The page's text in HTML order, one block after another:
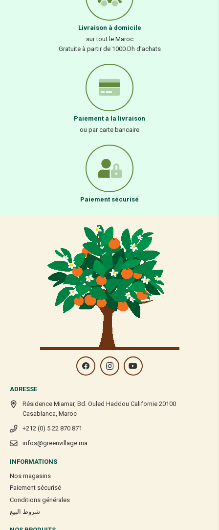
Livraison à domicile
sur tout le Maroc
Gratuite à partir de 1000 Dh d’achats
Paiement à la livraison
ou par carte bancaire
Paiement sécurisé
ADRESSE
Résidence Miamar, Bd. Ouled Haddou Californie 20100
Casablanca, Maroc
+212 (0) 5 22 870 871
infos@greenvillage.ma
INFORMATIONS
Nos magasins
Paiement sécurisé
Conditions générales
شروط البيع